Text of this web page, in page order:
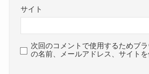
サイト
次回のコメントで使用するためブ
の名前、メールアドレス、サイトを